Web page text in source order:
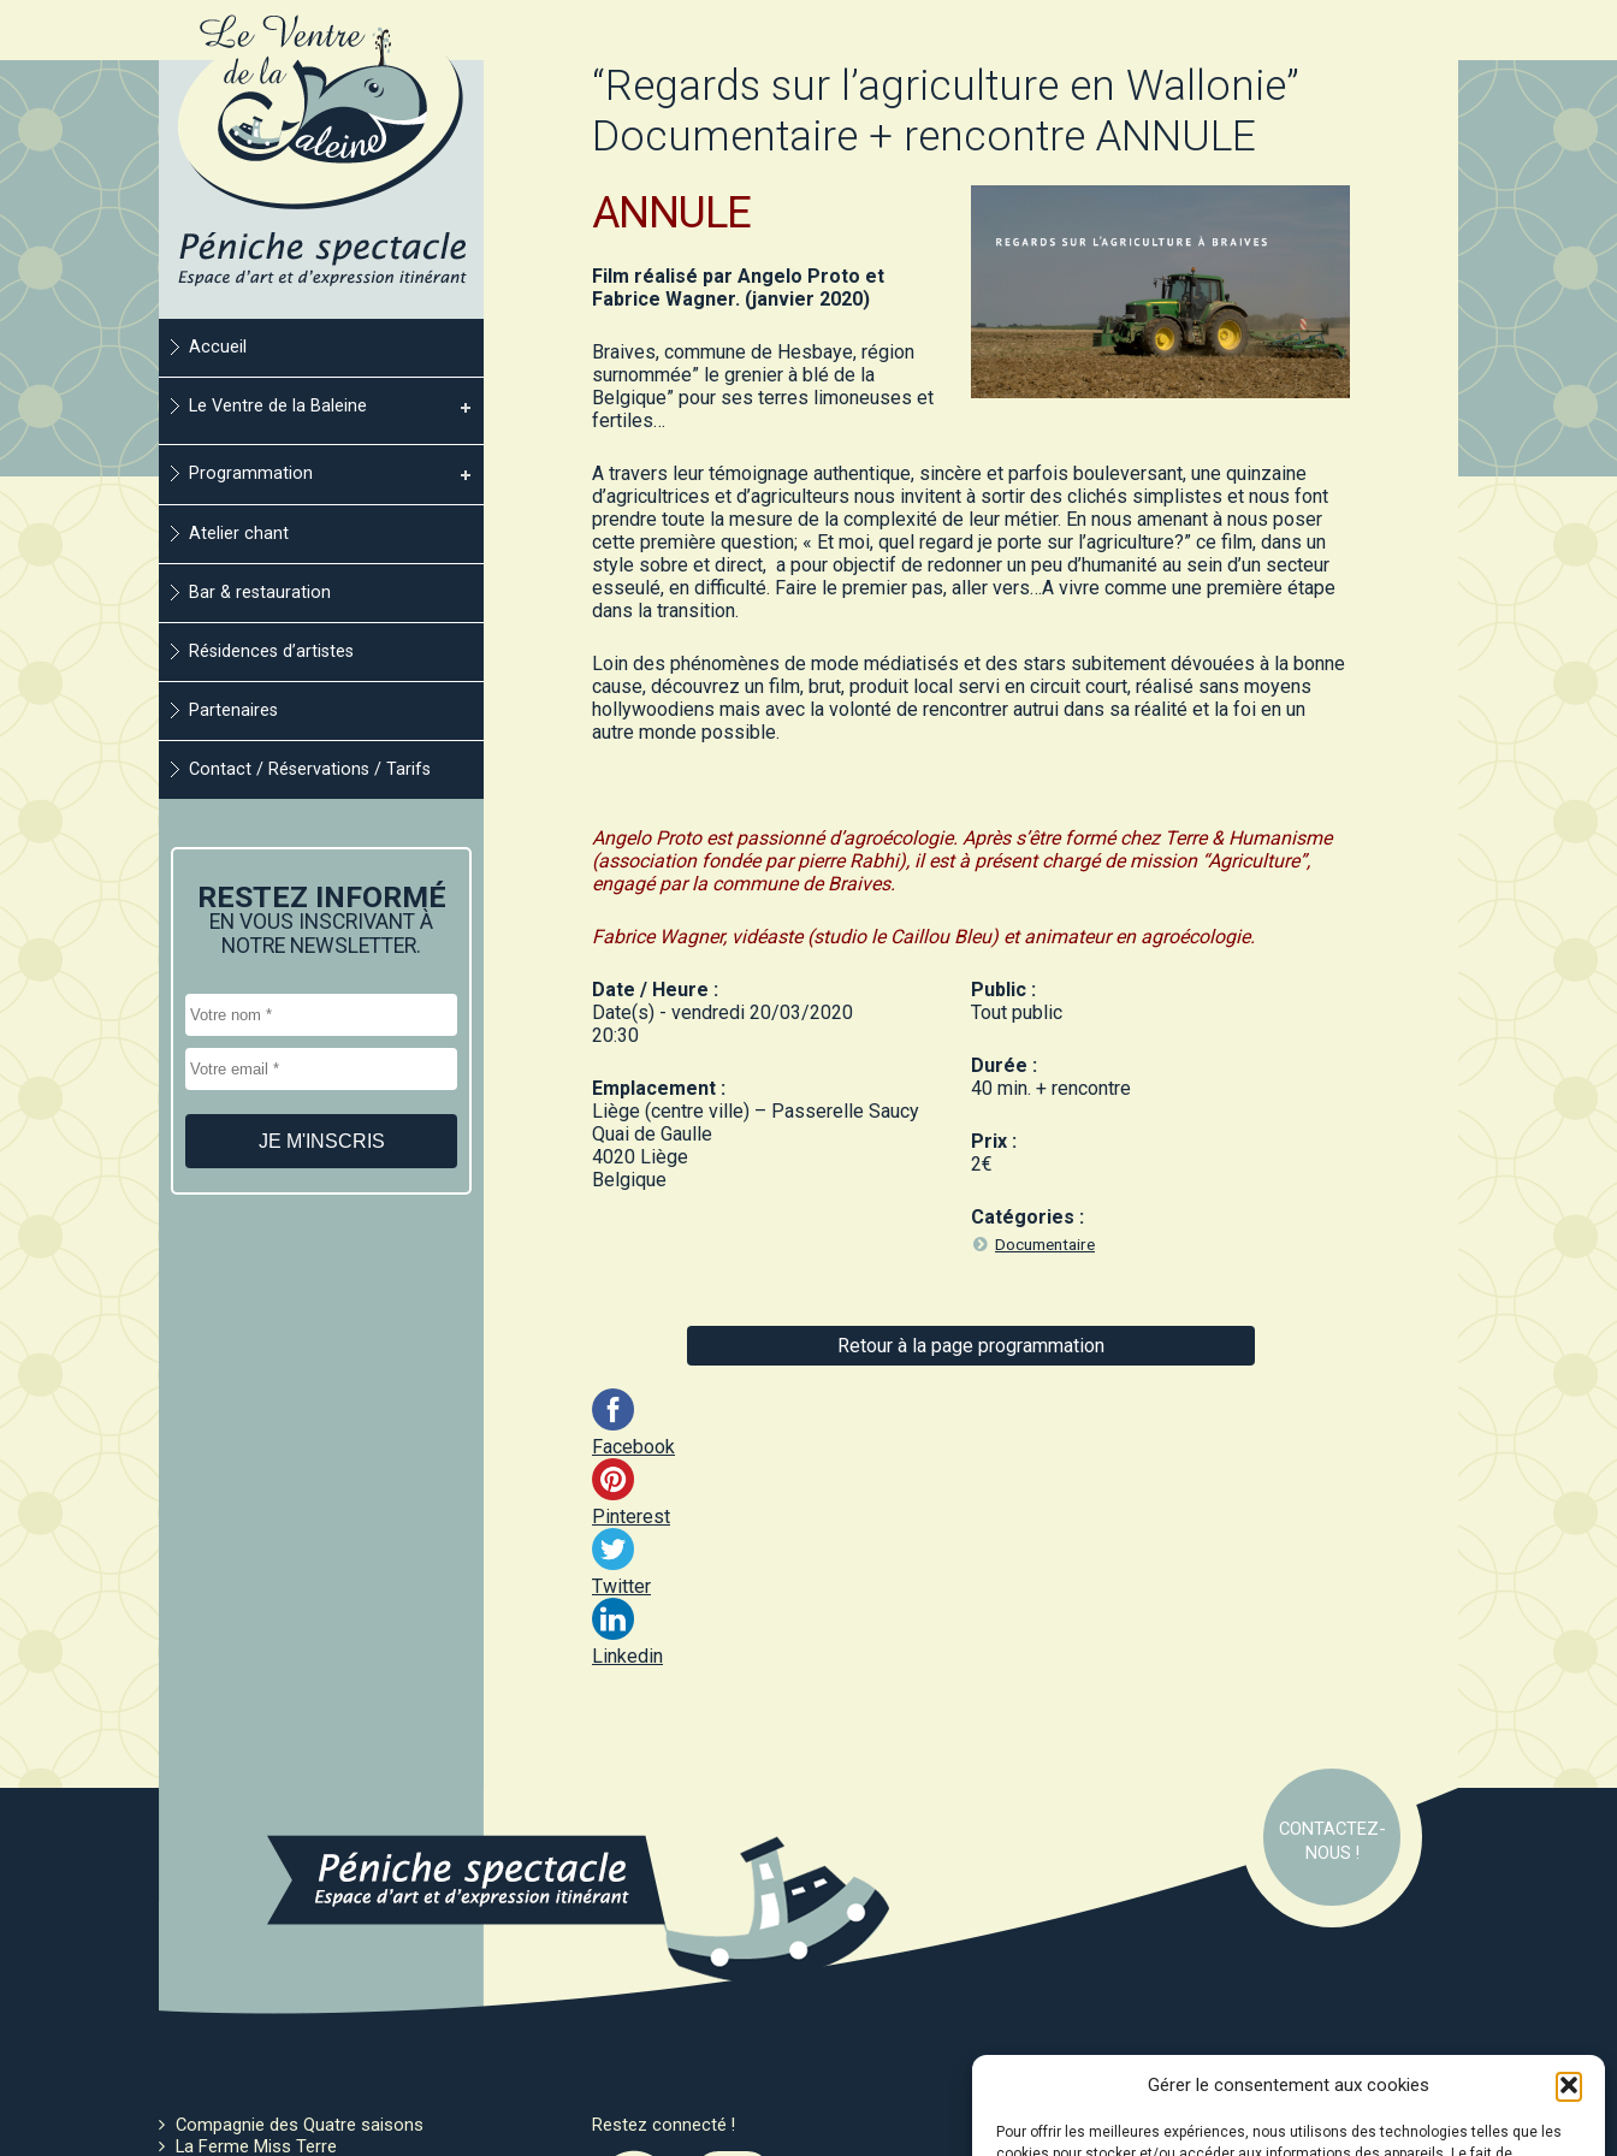
Gérer le consentement aux cookies
Pour offrir les meilleures expériences, nous utilisons des technologies telles que les
Accueil
Le Ventre de la Baleine
Programmation
Atelier chant
Bar & restauration
Résidences d’artistes
Partenaires
Contact / Réservations / Tarifs
RESTEZ INFORMÉ
EN VOUS INSCRIVANT À
NOTRE NEWSLETTER.
“Regards sur l’agriculture en Wallonie”
Documentaire + rencontre ANNULE
ANNULE
Film réalisé par Angelo Proto et
Fabrice Wagner. (janvier 2020)
Braives, commune de Hesbaye, région
surnommée” le grenier à blé de la
Belgique” pour ses terres limoneuses et
fertiles…
A travers leur témoignage authentique, sincère et parfois bouleversant, une quinzaine
d’agricultrices et d’agriculteurs nous invitent à sortir des clichés simplistes et nous font
prendre toute la mesure de la complexité de leur métier. En nous amenant à nous poser
cette première question; « Et moi, quel regard je porte sur l’agriculture?” ce film, dans un
style sobre et direct, a pour objectif de redonner un peu d’humanité au sein d’un secteur
esseulé, en difficulté. Faire le premier pas, aller vers…A vivre comme une première étape
dans la transition.
Loin des phénomènes de mode médiatisés et des stars subitement dévouées à la bonne
cause, découvrez un film, brut, produit local servi en circuit court, réalisé sans moyens
hollywoodiens mais avec la volonté de rencontrer autrui dans sa réalité et la foi en un
autre monde possible.
Angelo Proto est passionné d’agroécologie. Après s’être formé chez Terre & Humanisme
(association fondée par pierre Rabhi), il est à présent chargé de mission “Agriculture”,
engagé par la commune de Braives.
Fabrice Wagner, vidéaste (studio le Caillou Bleu) et animateur en agroécologie.
Date / Heure :
Date(s) - vendredi 20/03/2020
20:30
Emplacement :
Liège (centre ville) – Passerelle Saucy
Quai de Gaulle
4020 Liège
Belgique
Public :
Tout public
Durée :
40 min. + rencontre
Prix :
2€
Catégories :
Documentaire
Retour à la page programmation
Facebook
Pinterest
Twitter
Linkedin
CONTACTEZ-
NOUS !
Compagnie des Quatre saisons
La Ferme Miss Terre
Restez connecté ! Avec le soutien de :